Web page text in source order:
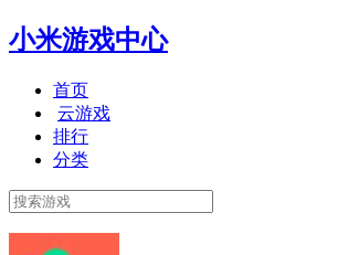
小米游戏中心
首页
云游戏
排行
分类